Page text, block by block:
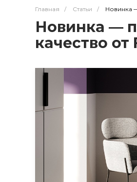
Главная / Статьи / Новинка
Новинка —
качество от